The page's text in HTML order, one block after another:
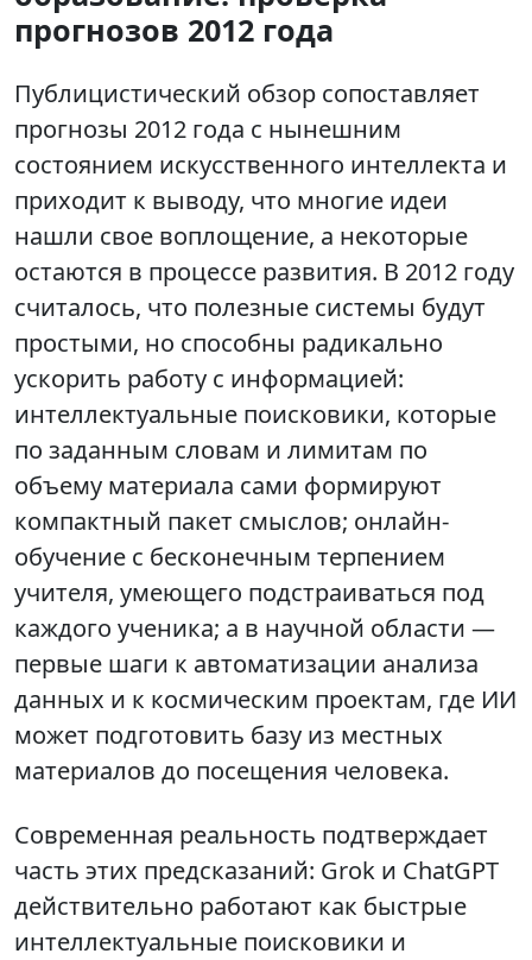
прогнозов 2012 года
Публицистический обзор сопоставляет
прогнозы 2012 года с нынешним
состоянием искусственного интеллекта и
приходит к выводу, что многие идеи
нашли свое воплощение, а некоторые
остаются в процессе развития. В 2012 году
считалось, что полезные системы будут
простыми, но способны радикально
ускорить работу с информацией:
интеллектуальные поисковики, которые
по заданным словам и лимитам по
объему материала сами формируют
компактный пакет смыслов; онлайн-
обучение с бесконечным терпением
учителя, умеющего подстраиваться под
каждого ученика; а в научной области —
первые шаги к автоматизации анализа
данных и к космическим проектам, где ИИ
может подготовить базу из местных
материалов до посещения человека.
Современная реальность подтверждает
часть этих предсказаний: Grok и ChatGPT
действительно работают как быстрые
интеллектуальные поисковики и